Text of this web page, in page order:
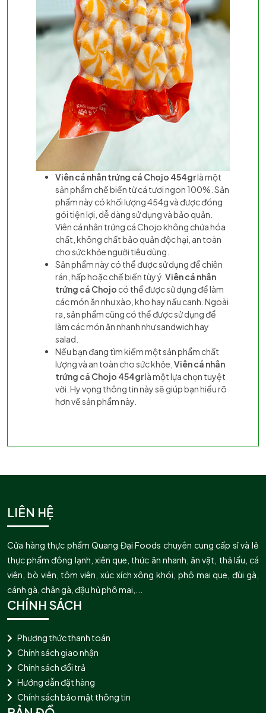
Viên cá nhân trứng cá Chojo 454grlà một
sản phẩm chế biến từ cá tươi ngon 100%. Sản
phẩm này có khối lượng 454g và được đóng
gói tiện lợi, dễ dàng sử dụng và bảo quản.
Viên cá nhân trứng cá Chojo không chứa hóa
chất, không chất bảo quản độc hại, an toàn
cho sức khỏe người tiêu dùng.
Sản phẩm này có thể được sử dụng để chiên
rán, hấp hoặc chế biến tùy ý. Viên cá nhân
trứng cá Chojo có thể được sử dụng để làm
các món ăn như xào, kho hay nấu canh. Ngoài
ra, sản phẩm cũng có thể được sử dụng để
làm các món ăn nhanh như sandwich hay
salad.
Nếu bạn đang tìm kiếm một sản phẩm chất
lượng và an toàn cho sức khỏe, Viên cá nhân
trứng cá Chojo 454grlà một lựa chọn tuyệt
vời. Hy vọng thông tin này sẽ giúp bạn hiểu rõ
hơn về sản phẩm này.
LIÊN HỆ
Cửa hàng thực phẩm Quang Đại Foods chuyên cung cấp sỉ và lẻ
thực phẩm đông lạnh, xiên que, thức ăn nhanh, ăn vặt, thả lẩu, cá
viên, bò viên, tôm viên, xúc xích xông khói, phô mai que, đùi gà,
cánh gà, chân gà, đậu hủ phô mai,...
CHÍNH SÁCH
Phương thức thanh toán
Chính sách giao nhận
Chính sách đổi trả
Hướng dẫn đặt hàng
Chính sách bảo mật thông tin